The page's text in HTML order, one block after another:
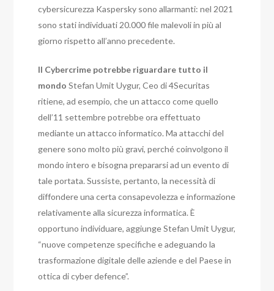
cybersicurezza Kaspersky sono allarmanti: nel 2021
sono stati individuati 20.000 file malevoli in più al
giorno rispetto all’anno precedente.
Il Cybercrime potrebbe riguardare tutto il
mondoStefan Umit Uygur, Ceo di 4Securitas
ritiene, ad esempio, che un attacco come quello
dell’11 settembre potrebbe ora effettuato
mediante un attacco informatico. Ma attacchi del
genere sono molto più gravi, perché coinvolgono il
mondo intero e bisogna prepararsi ad un evento di
tale portata.Sussiste, pertanto, la necessità di
diffondere una certa consapevolezza e informazione
relativamente alla sicurezza informatica. È
opportuno individuare, aggiunge Stefan Umit Uygur,
“nuove competenze specifiche e adeguando la
trasformazione digitale delle aziende e del Paese in
ottica di cyber defence”.